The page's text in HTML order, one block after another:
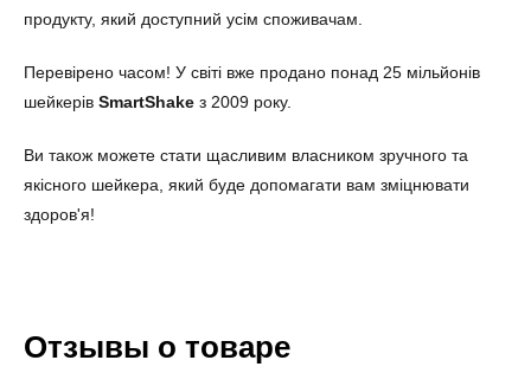
продукту, який доступний усім споживачам.
Перевірено часом! У світі вже продано понад 25 мільйонів
шейкерів SmartShake з 2009 року.
Ви також можете стати щасливим власником зручного та
якісного шейкера, який буде допомагати вам зміцнювати
здоров'я!
Отзывы о товаре